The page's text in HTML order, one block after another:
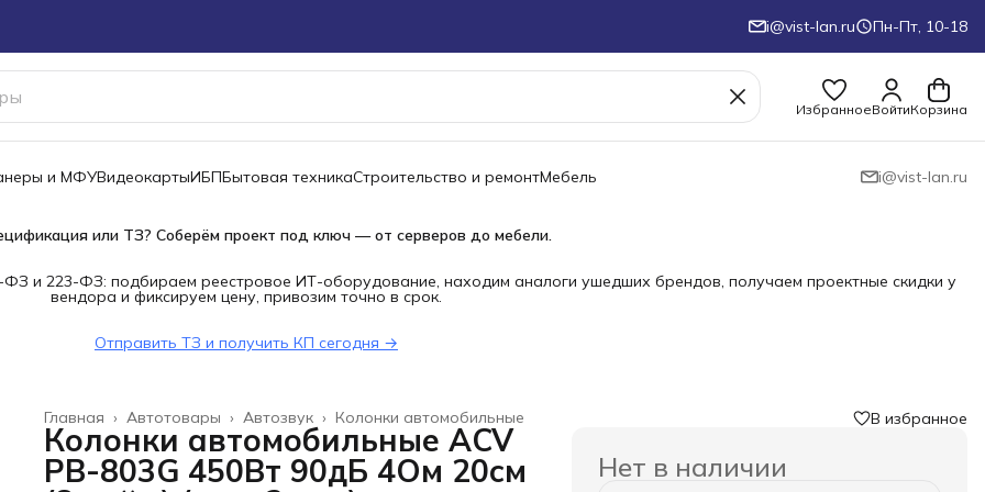
i@vist-lan.ru Пн-Пт, 10-18
ИзбранноеВойтиКорзина
и МФУВидеокартыИБПБытовая техникаСтроительство и ремонтМебель i@vist-lan.ru
или ТЗ? Соберём проект под ключ — от серверов до мебели.
и 223-ФЗ: подбираем реестровое ИТ-оборудование, находим аналоги ушедших брендов, получаем проектные скидки у
вендора и фиксируем цену, привозим точно в срок.
Отправить ТЗ и получить КП сегодня →
Колонки автомобильные
Автозвук ›
Автотовары ›
Главная ›
Колонки автомобильные ACV
PB-803G 450Вт 90дБ 4Ом 20см
В избранное
Нет в наличии